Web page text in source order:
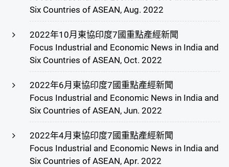
Six Countries of ASEAN, Aug. 2022
2022年10月東協印度7國重點產經新聞
Focus Industrial and Economic News in India and
Six Countries of ASEAN, Oct. 2022
2022年6月東協印度7國重點產經新聞
Focus Industrial and Economic News in India and
Six Countries of ASEAN, Jun. 2022
2022年4月東協印度7國重點產經新聞
Focus Industrial and Economic News in India and
Six Countries of ASEAN, Apr. 2022